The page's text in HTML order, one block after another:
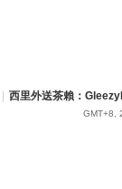
西里外送茶賴：
GMT+8,